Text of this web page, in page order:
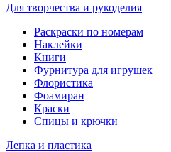
Для творчества и рукоделия
Раскраски по номерам
Наклейки
Книги
Фурнитура для игрушек
Флористика
Фоамиран
Краски
Спицы и крючки
Лепка и пластика